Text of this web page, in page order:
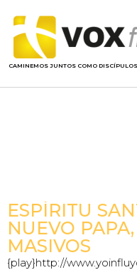
CAMINEMOS JUNTOS COMO
ESPÍRITU
NUEVO
MASIVOS
{play}http://